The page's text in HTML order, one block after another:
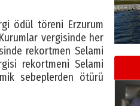
ödül töreni Erzurum
vergisinde her
rekortmen Selami
rekortmeni Selami
sebeplerden ötürü